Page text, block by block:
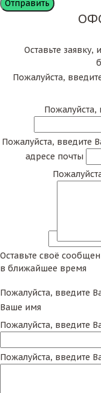
Оставьте
Пожалуйста,
Пожалуйста, введите
адресе почты
Оставьте своё
в ближайшее время
Пожалуйста, введите
Ваше имя
Пожалуйста, введите
Пожалуйста, введите